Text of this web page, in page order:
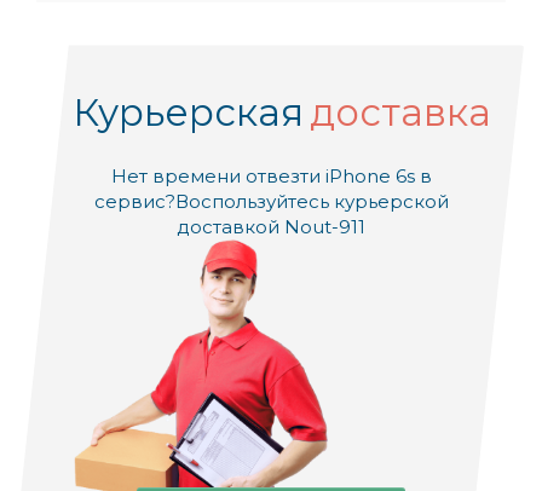
Курьерская доставка
Нет времени отвезти iPhone 6s в
сервис?Воспользуйтесь курьерской
доставкой Nout-911